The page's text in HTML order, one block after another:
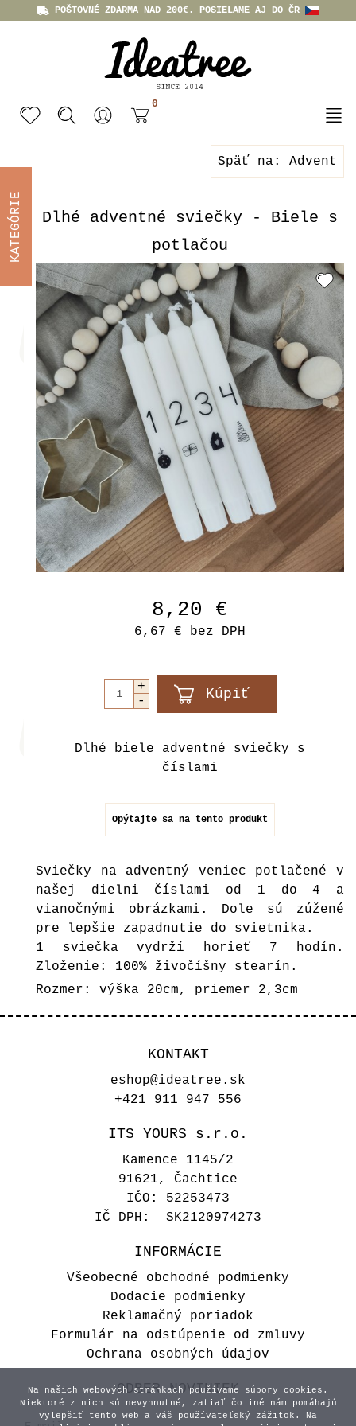
POŠTOVNÉ ZDARMA NAD 200€. POSIELAME AJ DO ČR
0
Späť na: Advent
Dlhé adventné sviečky - Biele s
potlačou
8,20 €
6,67 € bez DPH
Dlhé biele adventné sviečky s
číslami
Opýtajte sa na tento produkt
Sviečky na adventný veniec potlačené v
našej dielni číslami od 1 do 4 a
vianočnými obrázkami. Dole sú zúžené
pre lepšie zapadnutie do svietnika.
1 sviečka vydrží horieť 7 hodín.
Zloženie: 100% živočíšny stearín.
Rozmer: výška 20cm, priemer 2,3cm
KONTAKT
eshop@ideatree.sk
+421 911 947 556
ITS YOURS s.r.o.
Kamence 1145/2
91621, Čachtice
IČO: 52253473
IČ DPH: SK2120974273
INFORMÁCIE
Všeobecné obchodné podmienky
Dodacie podmienky
Reklamačný poriadok
Formulár na odstúpenie od zmluvy
Ochrana osobných údajov
ODBER NOVINIEK
KATEGÓRIE
Na našich webových stránkach používame súbory cookies.
Niektoré z nich sú nevyhnutné, zatiaľ čo iné nám pomáhajú
vylepšiť tento web a váš používateľský zážitok. Na